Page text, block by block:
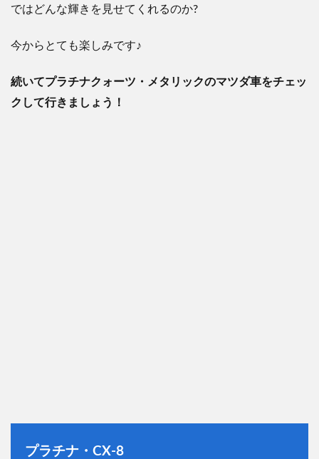
ではどんな輝きを見せてくれるのか?
今からとても楽しみです♪
続いてプラチナクォーツ・メタリックのマツダ車をチェッ
クして行きましょう！
プラチナ・CX-8